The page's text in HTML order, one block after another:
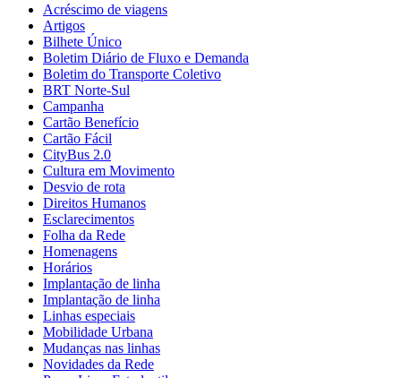
Acréscimo de viagens
Artigos
Bilhete Único
Boletim Diário de Fluxo e Demanda
Boletim do Transporte Coletivo
BRT Norte-Sul
Campanha
Cartão Benefício
Cartão Fácil
CityBus 2.0
Cultura em Movimento
Desvio de rota
Direitos Humanos
Esclarecimentos
Folha da Rede
Homenagens
Horários
Implantação de linha
Implantação de linha
Linhas especiais
Mobilidade Urbana
Mudanças nas linhas
Novidades da Rede